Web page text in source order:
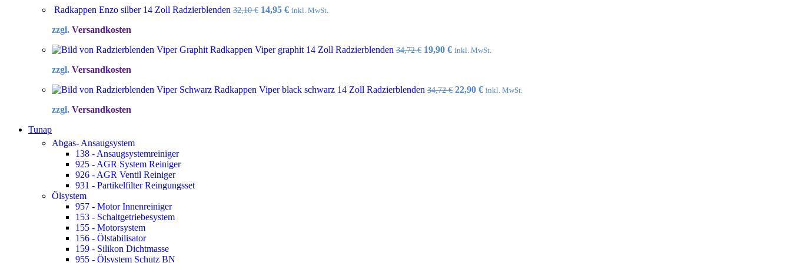
Radkappen Enzo silber 14 Zoll Radzierblenden 32,10€ Ursprünglicher
14,95 €Aktueller
inkl. MwSt.
zzgl. Versandkosten
Radkappen Viper graphit 14 Zoll Radzierblenden 34,72€ Ursprünglicher
19,90 €Aktueller
inkl. MwSt.
zzgl. Versandkosten
Radkappen Viper black schwarz 14 Zoll Radzierblenden 34,72€ Ursprünglicher
22,90 €Aktueller
inkl. MwSt.
zzgl. Versandkosten
Tunap
Abgas- Ansaugsystem
138 - Ansaugsystemreiniger
925 - AGR System Reiniger
926 - AGR Ventil Reiniger
931 - Partikelfilter Reingungsset
Ölsystem
957 - Motor Innenreiniger
153 - Schaltgetriebesystem
155 - Motorsystem
156 - Ölstabilisator
159 - Silikon Dichtmasse
955 - Ölsystem Schutz BN